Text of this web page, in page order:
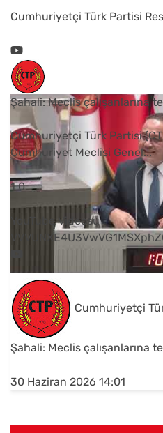
Cumhuriyetçi Türk Partisi
Şahali: Meclis çalışanlarına
Cumhuriyetçi Türk Partisi
Cumhuriyet Meclisi Genel...
1 0
YouTube Videosu
Cumhuriyetçi
Şahali: Meclis çalışanlarına
30 Haziran 2026 14:01